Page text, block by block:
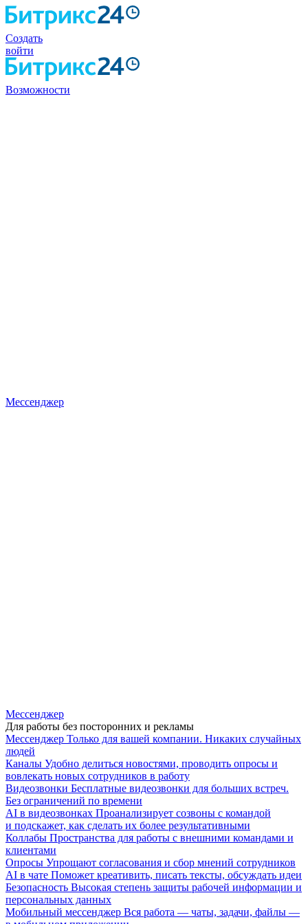
Создать
войти
Возможности
Мессенджер
Мессенджер
Для работы без посторонних и рекламы
Мессенджер Только для вашей компании. Никаких случайных
людей
Каналы Удобно делиться новостями, проводить опросы и
вовлекать новых сотрудников в работу
Видеозвонки Бесплатные видеозвонки для больших встреч.
Без ограничений по времени
AI в видеозвонках Проанализирует созвоны с командой
и подскажет, как сделать их более результативными
Коллабы Пространства для работы с внешними командами и
клиентами
Опросы Упрощают согласования и сбор мнений сотрудников
AI в чате Поможет креативить, писать тексты, обсуждать идеи
Безопасность Высокая степень защиты рабочей информации и
персональных данных
Мобильный мессенджер Вся работа — чаты, задачи, файлы —